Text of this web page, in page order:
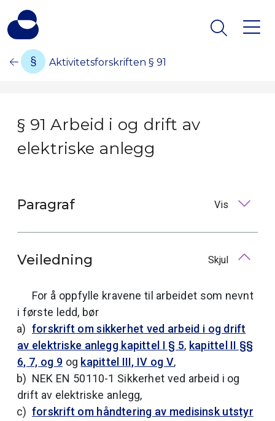
Aktivitetsforskriften § 91
§ 91 Arbeid i og drift av
elektriske anlegg
Paragraf Vis
Veiledning Skjul
For å oppfylle kravene til arbeidet som nevnt
i første ledd, bør
forskrift om sikkerhet ved arbeid i og drift
av elektriske anlegg kapittel I § 5, kapittel II §§
6, 7, og 9 og kapittel III, IV og V,
NEK EN 50110-1 Sikkerhet ved arbeid i og
drift av elektriske anlegg,
forskrift om håndtering av medisinsk utstyr